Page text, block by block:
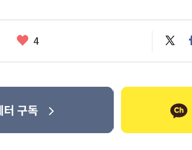
좋
4 트
위 이